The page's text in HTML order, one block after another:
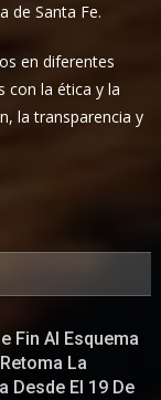
de Santa Fe.
en diferentes
con la ética y la
la transparencia y
Fin Al Esquema
La
Desde El 19 De